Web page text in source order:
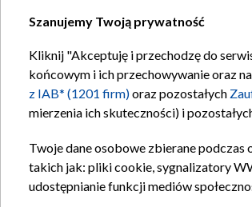
Szanujemy Twoją prywatność
Kliknij "Akceptuję i przechodzę do
końcowym i ich przechowywanie oraz
z IAB* (1201 firm)oraz pozostałych
mierzenia ich skuteczności) i
Twoje dane osobowe zbierane podczas
takich jak: pliki cookie, sygnalizatory
udostępnianie funkcji mediów